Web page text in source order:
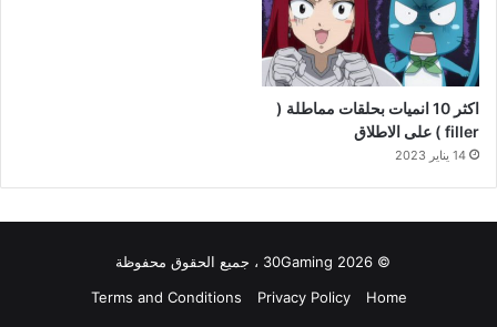
اكثر 10 انميات بحلقات مماطلة (
filler ) على الاطلاق
14 يناير 2023
© 2026 30Gaming ، جميع الحقوق محفوظة
Home
Privacy Policy
Terms and Conditions